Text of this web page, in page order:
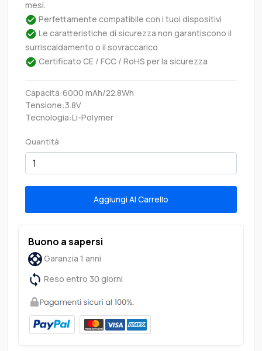
mesi.
Perfettamente compatibile con i tuoi dispositivi
Le caratteristiche di sicurezza non garantiscono il
surriscaldamento o il sovraccarico
Certificato CE / FCC / RoHS per la sicurezza
Capacità:6000 mAh/22.8Wh
Tensione:3.8V
Tecnologia:Li-Polymer
Quantità
Aggiungi Al Carrello
Buono a sapersi
Garanzia 1 anni
Reso entro 30 giorni